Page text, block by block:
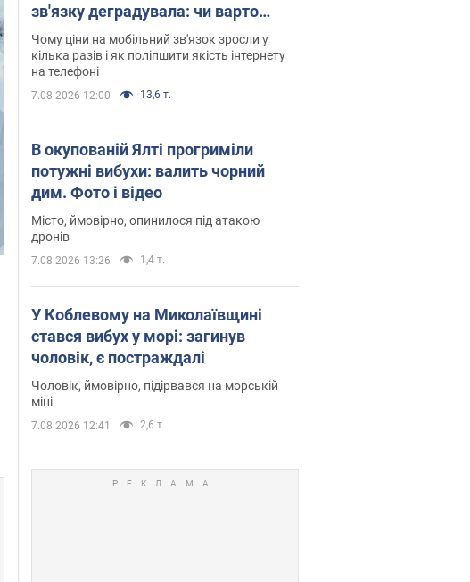
зв'язку деградувала: чи варто
скаржитись на ціни
Чому ціни на мобільний зв'язок зросли у
кілька разів і як поліпшити якість інтернету
на телефоні
7.08.2026 12:00 13,6 т.
В окупованій Ялті прогриміли
потужні вибухи: валить чорний
дим. Фото і відео
Місто, ймовірно, опинилося під атакою
дронів
7.08.2026 13:26 1,4 т.
У Коблевому на Миколаївщині
стався вибух у морі: загинув
чоловік, є постраждалі
Чоловік, ймовірно, підірвався на морській
міні
7.08.2026 12:41 2,6 т.